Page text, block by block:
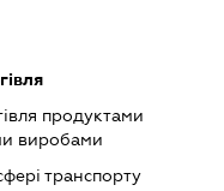
продуктами
виробами
транспорту